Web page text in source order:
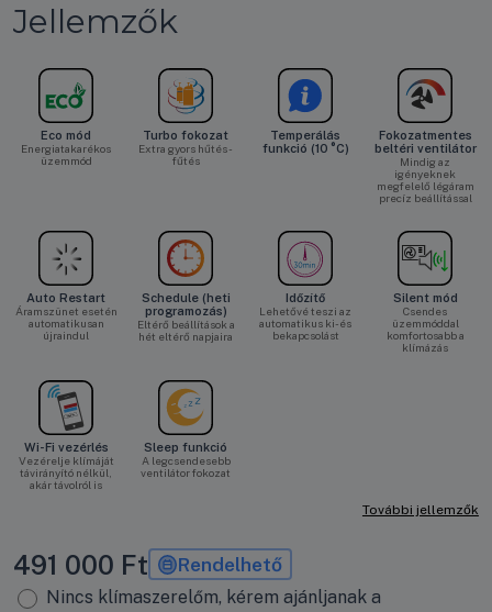
Jellemzők
Eco mód
Energiatakarékos
üzemmód
Turbo fokozat
Extra gyors hűtés -
fűtés
Temperálás
funkció (10 °C)
Fokozatmentes
beltéri ventilátor
Mindig az
igényeknek
megfelelő légáram
precíz beállítással
Auto Restart
Áramszünet esetén
automatikusan
újraindul
Schedule (heti
programozás)
Eltérő beállítások a
hét eltérő napjaira
Időzítő
Lehetővé teszi az
automatikus ki- és
bekapcsolást
Silent mód
Csendes
üzemmóddal
komfortosabb a
klímázás
Wi-Fi vezérlés
Vezérelje klímáját
távirányító nélkül,
akár távolról is
Sleep funkció
A legcsendesebb
ventilátor fokozat
További jellemzők
491 000 Ft Rendelhető
Nincs klímaszerelőm, kérem ajánljanak a